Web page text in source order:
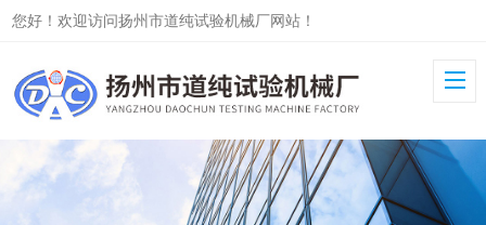
您好！欢迎访问扬州市道纯试验机械厂网站！